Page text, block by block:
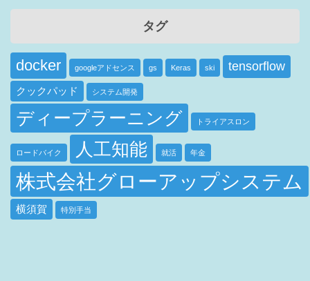
タグ
docker googleアドセンス gs Keras ski tensorflow
クックパッド システム開発
ディープラーニング トライアスロン
ロードバイク 人工知能 就活 年金
株式会社グローアップシステム
横須賀 特別手当